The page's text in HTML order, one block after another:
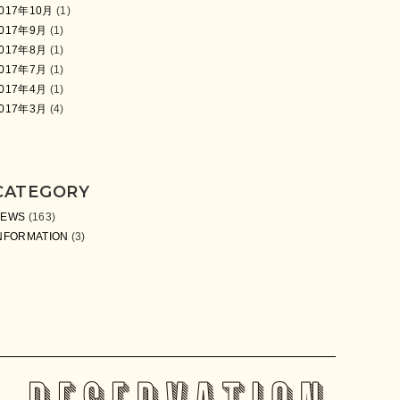
年10月 (1)
年9月 (1)
年8月 (1)
年7月 (1)
年4月 (1)
年3月 (4)
(163)
(3)